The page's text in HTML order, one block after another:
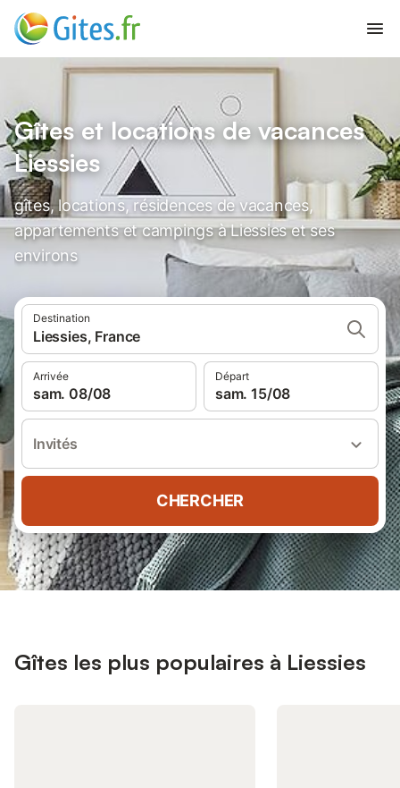
Gîtes et locations de vacances
Liessies
gîtes, locations, résidences de vacances,
appartements et campings à Liessies et ses
environs
Destination
Liessies, France
Arrivée
sam. 08/08
Départ
sam. 15/08
Invités
CHERCHER
Gîtes les plus populaires à Liessies